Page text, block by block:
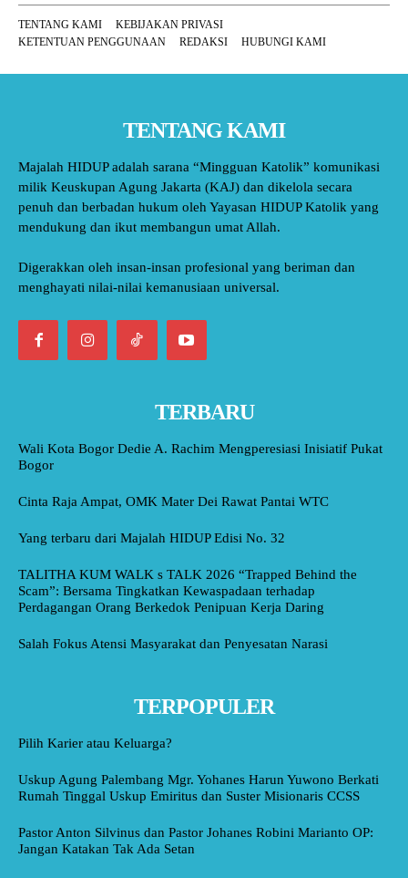
TENTANG KAMI
KEBIJAKAN PRIVASI
KETENTUAN PENGGUNAAN
REDAKSI HUBUNGI KAMI
TENTANG KAMI
Majalah HIDUP adalah sarana “Mingguan Katolik” komunikasi
milik Keuskupan Agung Jakarta (KAJ) dan dikelola secara
penuh dan berbadan hukum oleh Yayasan HIDUP Katolik yang
mendukung dan ikut membangun umat Allah.
Digerakkan oleh insan-insan profesional yang beriman dan
menghayati nilai-nilai kemanusiaan universal.
TERBARU
Wali Kota Bogor Dedie A. Rachim Mengperesiasi Inisiatif Pukat
Bogor
Cinta Raja Ampat, OMK Mater Dei Rawat Pantai WTC
Yang terbaru dari Majalah HIDUP Edisi No. 32
TALITHA KUM WALK s TALK 2026 “Trapped Behind the
Scam”: Bersama Tingkatkan Kewaspadaan terhadap
Perdagangan Orang Berkedok Penipuan Kerja Daring
Salah Fokus Atensi Masyarakat dan Penyesatan Narasi
TERPOPULER
Pilih Karier atau Keluarga?
Uskup Agung Palembang Mgr. Yohanes Harun Yuwono Berkati
Rumah Tinggal Uskup Emiritus dan Suster Misionaris CCSS
Pastor Anton Silvinus dan Pastor Johanes Robini Marianto OP:
Jangan Katakan Tak Ada Setan